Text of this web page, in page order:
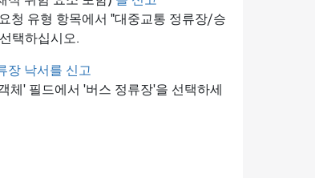
청 유형 항목에서 "대중교통 정류장/승
택하십시오.
장 낙서를 신고
체' 필드에서 '버스 정류장'을 선택하세